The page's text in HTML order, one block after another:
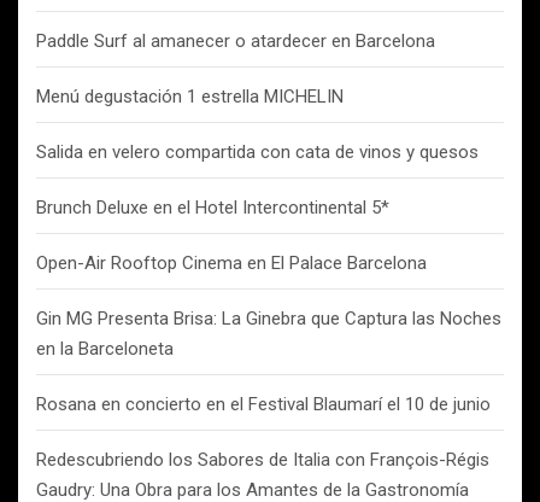
Paddle Surf al amanecer o atardecer en Barcelona
Menú degustación 1 estrella MICHELIN
Salida en velero compartida con cata de vinos y quesos
Brunch Deluxe en el Hotel Intercontinental 5*
Open-Air Rooftop Cinema en El Palace Barcelona
Gin MG Presenta Brisa: La Ginebra que Captura las Noches
en la Barceloneta
Rosana en concierto en el Festival Blaumarí el 10 de junio
Redescubriendo los Sabores de Italia con François-Régis
Gaudry: Una Obra para los Amantes de la Gastronomía